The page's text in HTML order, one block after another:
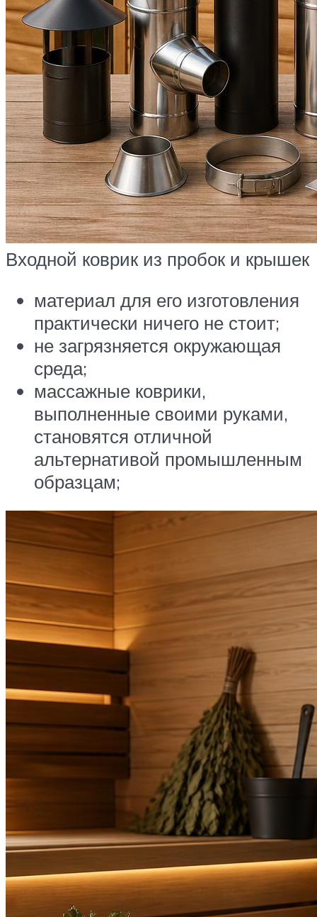
Входной коврик из пробок и крышек
материал для его изготовления
практически ничего не стоит;
не загрязняется окружающая
среда;
массажные коврики,
выполненные своими руками,
становятся отличной
альтернативой промышленным
образцам;